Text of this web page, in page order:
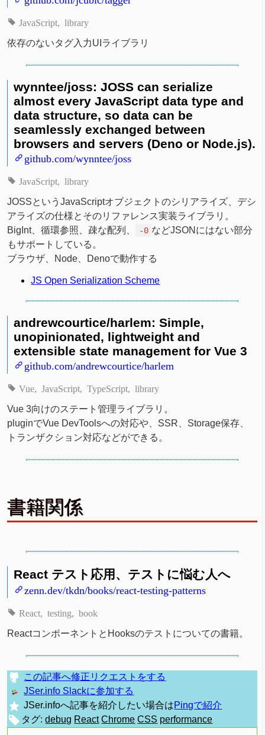
JavaScript library
依存のないタグ入力UIライブラリ
wynntee/joss: JOSS can serialize
almost every JavaScript data type and
data structure, so data can be
seamlessly exchanged between
browsers and servers (Deno or Node.js).
github.com/wynntee/joss
JavaScript library
JOSSというJavaScriptオブジェクトのシリアライズ、デシ
アライズの仕様とそのリファレンス実装ライブラリ。
BigInt、循環参照、疎な配列、
-0 などJSONにはない部分
もサポートしている。
ブラウザ、Node、Denoで動作する
JS Open Serialization Scheme
andrewcourtice/harlem: Simple,
unopinionated, lightweight and
extensible state management for Vue 3
github.com/andrewcourtice/harlem
Vue JavaScript TypeScript library
Vue 3向けのステート管理ライブラリ。
pluginでVue DevToolsへの対応や、SSR、Storage保存、
トランザクション対応などができる。
書籍関係
React テスト応用、テストに悩む人へ
zenn.dev/tkdn/books/react-testing-patterns
React testing book
ReactコンポーネントとHooksのテストについての書籍。
この記事へ修正リクエストをする
JSer.info Slackに参加する
JSer.infoへ記事を紹介したい場合はPingで紹介
タグ: debug React Chrome CSS performance